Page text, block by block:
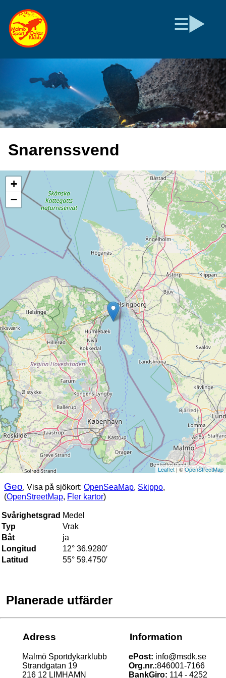
Snarenssvend
+
−
Leaflet| ©OpenStreetMap
Geo, Visa på sjökort: OpenSeaMap, Skippo,
(OpenStreetMap, Fler kartor)
Svårighetsgrad Medel
Typ
Vrak
Båt
ja
Longitud
12° 36.9280′
Latitud
55° 59.4750′
Planerade utfärder
Adress
Malmö Sportdykarklubb
Strandgatan 19
216 12 LIMHAMN
Information
ePost: info@msdk.se
Org.nr.:846001-7166
BankGiro: 114 - 4252